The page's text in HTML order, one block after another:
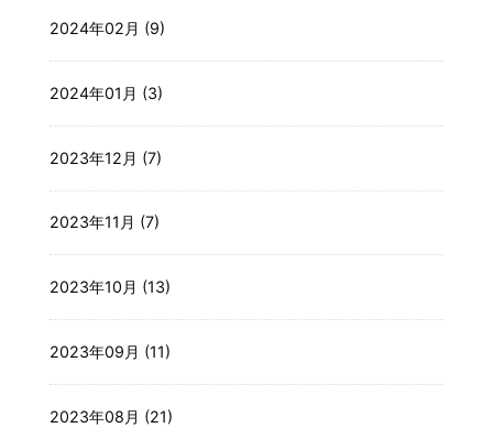
2024年02月 (9)
2024年01月 (3)
2023年12月 (7)
2023年11月 (7)
2023年10月 (13)
2023年09月 (11)
2023年08月 (21)